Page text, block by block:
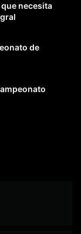
que necesita
de